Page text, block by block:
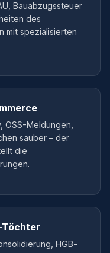
Bauabzugssteuer
des
mit spezialisierten
OSS-Meldungen,
sauber – der
die
Töchter
HGB-